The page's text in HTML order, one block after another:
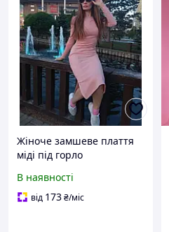
Жіноче замшеве плаття
міді під горло
В наявності
від 173₴/міс